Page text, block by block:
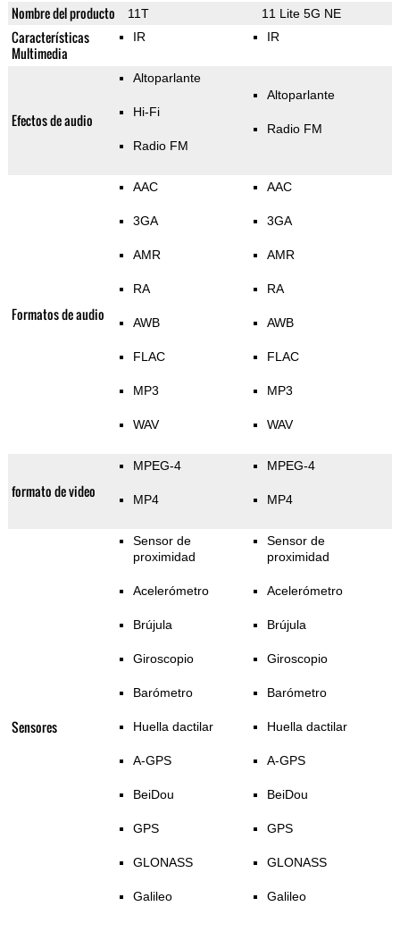
Nombre del producto 11T 11 Lite 5G NE
Características
Multimedia
IR IR
Efectos de audio
Altoparlante
Hi-Fi
Radio FM
Altoparlante
Radio FM
Formatos de audio
AAC
3GA
AMR
RA
AWB
FLAC
MP3
WAV
AAC
3GA
AMR
RA
AWB
FLAC
MP3
WAV
formato de video
MPEG-4
MP4
MPEG-4
MP4
Sensores
Sensor de
proximidad
Acelerómetro
Brújula
Giroscopio
Barómetro
Huella dactilar
A-GPS
BeiDou
GPS
GLONASS
Galileo
Sensor de
proximidad
Acelerómetro
Brújula
Giroscopio
Barómetro
Huella dactilar
A-GPS
BeiDou
GPS
GLONASS
Galileo